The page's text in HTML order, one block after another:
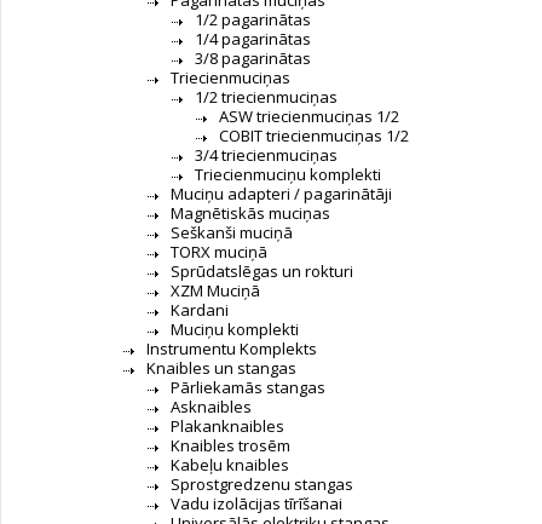
1/2 pagarinātas
1/4 pagarinātas
3/8 pagarinātas
Triecienmuciņas
1/2 triecienmuciņas
ASW triecienmuciņas 1/2
COBIT triecienmuciņas 1/2
3/4 triecienmuciņas
Triecienmuciņu komplekti
Muciņu adapteri / pagarinātāji
Magnētiskās muciņas
Seškanši muciņā
TORX muciņā
Sprūdatslēgas un rokturi
XZM Muciņā
Kardani
Muciņu komplekti
Instrumentu Komplekts
Knaibles un stangas
Pārliekamās stangas
Asknaibles
Plakanknaibles
Knaibles trosēm
Kabeļu knaibles
Sprostgredzenu stangas
Vadu izolācijas tīrīšanai